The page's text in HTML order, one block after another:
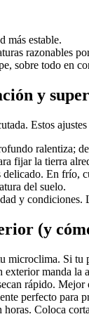
más estable.
razonables
sobre todo en
y
Estos
ralentiza;
fijar la tierra
delicado. En frío,
del suelo.
y
(y
microclima. Si tu
exterior manda la
rápido.
perfecto para
horas. Coloca